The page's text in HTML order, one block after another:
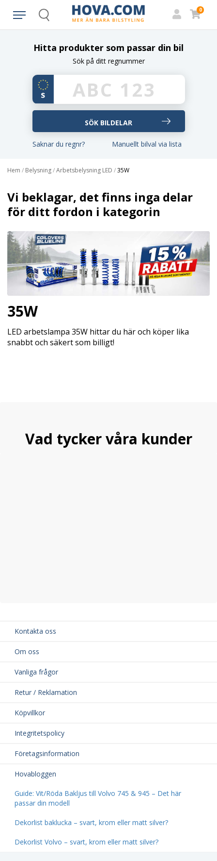
Search
0
Hitta produkter som passar din bil
Sök på ditt regnummer
Saknar du regnr? Manuellt bilval via lista
Hem / Belysning/Arbetsbelysning LED /35W
Vi beklagar, det finns inga delar
för ditt fordon i kategorin
35W
LED arbetslampa 35W hittar du här och köper lika
snabbt och säkert som billigt!
Vad tycker våra kunder
Kontakta oss
Om oss
Vanliga frågor
Retur / Reklamation
Köpvillkor
Integritetspolicy
Företagsinformation
Hovabloggen
Guide: Vit/Röda Bakljus till Volvo 745 & 945 – Det här
passar din modell
Dekorlist baklucka – svart, krom eller matt silver?
Dekorlist Volvo – svart, krom eller matt silver?